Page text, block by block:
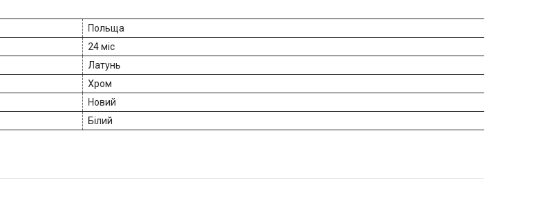
Польща
24 міс
Латунь
Хром
Новий
Білий